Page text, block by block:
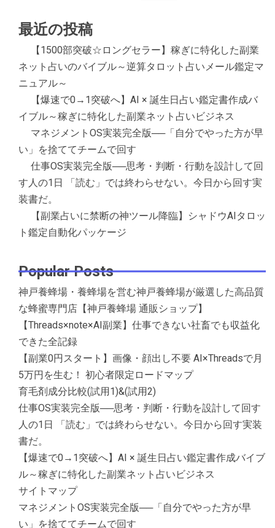
最近の投稿
【1500部突破☆ロングセラー】稼ぎに特化した副業
ネット占いのバイブル～逆算タロット占いメール鑑定マ
ニュアル～
【爆速で0→1突破へ】AI × 誕生日占い鑑定書作成バ
イブル～稼ぎに特化した副業ネット占いビジネス
マネジメントOS実装完全版──「自分でやった方が早
い」を捨ててチームで回す
仕事OS実装完全版──思考・判断・行動を設計して回
す人の1日 「読む」では終わらせない。今日から回す実
装書だ。
【副業占いに禁断の神ツール降臨】シャドウAIタロッ
ト鑑定自動化パッケージ
Popular Posts
神戸養蜂場・養蜂場を営む神戸養蜂場が厳選した高品質
な蜂蜜専門店【神戸養蜂場 通販ショップ】
【Threads×note×AI副業】仕事できない社畜でも収益化
できた全記録
【副業0円スタート】画像・顔出し不要 AI×Threadsで月
5万円を生む！ 初心者限定ロードマップ
育毛剤成分比較(試用1)&(試用2)
仕事OS実装完全版──思考・判断・行動を設計して回す
人の1日 「読む」では終わらせない。今日から回す実装
書だ。
【爆速で0→1突破へ】AI × 誕生日占い鑑定書作成バイブ
ル～稼ぎに特化した副業ネット占いビジネス
サイトマップ
マネジメントOS実装完全版──「自分でやった方が早
い」を捨ててチームで回す